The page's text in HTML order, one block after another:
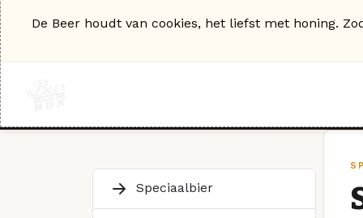
Speciaalbier
De Beer houdt van cookies, het liefst met honing.